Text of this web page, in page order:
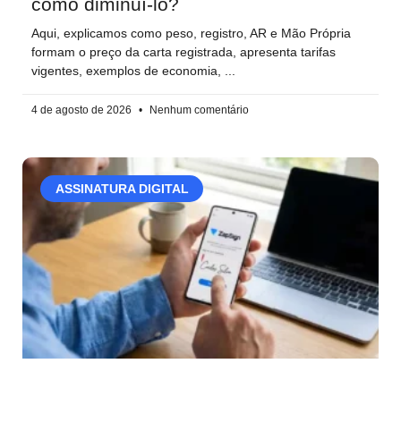
como diminuí-lo?
Aqui, explicamos como peso, registro, AR e Mão Própria
formam o preço da carta registrada, apresenta tarifas
vigentes, exemplos de economia,
4 de agosto de 2026 Nenhum comentário
ASSINATURA DIGITAL